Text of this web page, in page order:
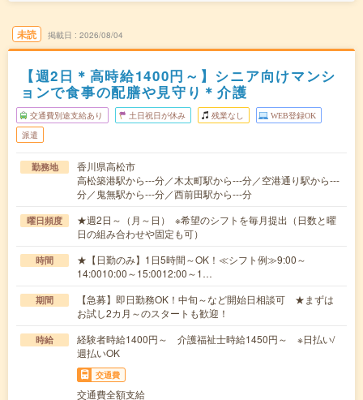
未読 掲載日 2026/08/04
【週2日＊高時給1400円～】シニア向けマンシ
ョンで食事の配膳や見守り＊介護
交通費別途支給あり 土日祝日が休み 残業なし WEB登録OK
派遣
勤務地
香川県高松市
高松築港駅から---分／木太町駅から---分／空港通り駅から---
分／鬼無駅から---分／西前田駅から---分
曜日頻度
★週2日～（月～日） ※希望のシフトを毎月提出（日数と曜
日の組み合わせや固定も可）
時間
★【日勤のみ】1日5時間～OK！≪シフト例≫9:00～
14:0010:00～15:0012:00～1…
期間
【急募】即日勤務OK！中旬～など開始日相談可 ★まずは
お試し2カ月～のスタートも歓迎！
時給
経験者時給1400円～ 介護福祉士時給1450円～ ※日払い/
週払いOK
交通費
交通費全額支給